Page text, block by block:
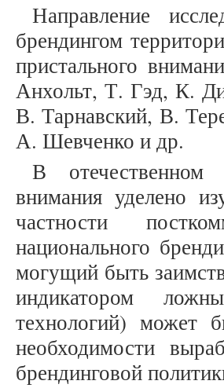
Направление
брендингом
пристального
Анхольт, Т. Гэд, К.
В. Тарнавский, В.
А. Шевченко и др.
В отечественном
внимания уделено
частности
национального
могущий быть
индикатором
технологий) может
необходимости
брендинговой